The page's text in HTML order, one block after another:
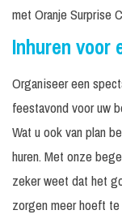
met Oranje Surprise
Inhuren voor
Organiseer een
feestavond voor uw
Wat u ook van plan
huren. Met onze
zeker weet dat het
zorgen meer hoeft te